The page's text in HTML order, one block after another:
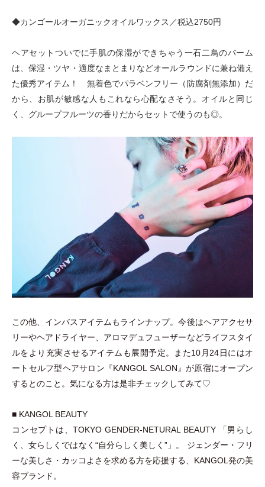
◆カンゴールオーガニックオイルワックス／税込2750円
ヘアセットついでに手肌の保湿ができちゃう一石二鳥のバーム
は、保湿 ・ ツヤ ・ 適度なまとまりなどオールラウンドに兼ね備え
た優秀アイテム！ 無着色でパラベンフリー （ 防腐剤無添加） だ
から、お肌が敏感な人もこれなら心配なさそう。オイルと同じ
く、グループフルーツの香りだからセットで使うのも◎。
この他、インバスアイテムもラインナップ。今後はヘアアクセサ
リーやヘアドライヤー、アロマデュフューザーなどライフスタイ
ルをより充実させるアイテムも展開予定。また10月24日にはオ
ートセルフ型ヘアサロン『KANGOL SALON』が原宿にオープン
するとのこと。気になる方は是非チェックしてみて♡
■ KANGOL BEAUTY
コンセプトは、TOKYO GENDER-NETURAL BEAUTY
「男らし
く、女らしくではなく“自分らしく美しく” 」 。 ジェンダー ・ フリ
ーな美しさ ・ カッコよさを求める方を応援する、KANGOL発の美
容ブランド。